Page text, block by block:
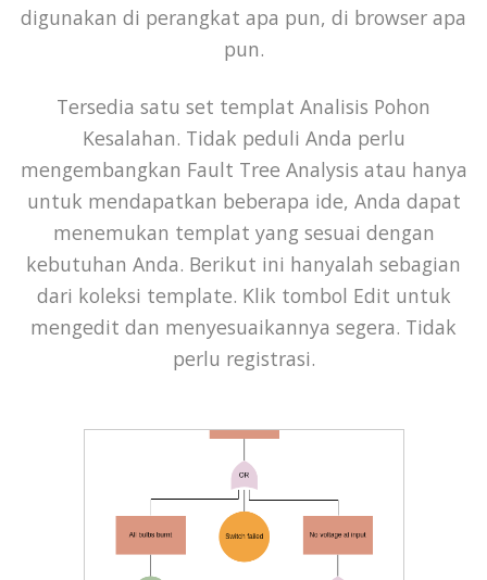
digunakan di perangkat apa pun, di browser apa
pun.
Tersedia satu set templat Analisis Pohon
Kesalahan. Tidak peduli Anda perlu
mengembangkan Fault Tree Analysis atau hanya
untuk mendapatkan beberapa ide, Anda dapat
menemukan templat yang sesuai dengan
kebutuhan Anda. Berikut ini hanyalah sebagian
dari koleksi template. Klik tombol Edit untuk
mengedit dan menyesuaikannya segera. Tidak
perlu registrasi.